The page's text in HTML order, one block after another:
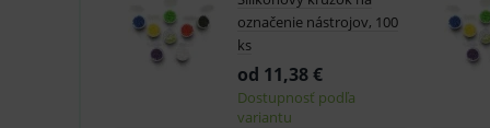
označenie nástrojov, 100
ks
od 11,38 €
Dostupnosť podľa
variantu
Technické – základné
Nevyhnutné cookies
používanie webu sú nutné.